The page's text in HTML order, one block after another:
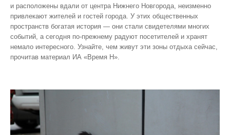
и расположены вдали от центра Нижнего Новгорода, неизменно
привлекают жителей и гостей города. У этих общественных
пространств богатая история — они стали свидетелями многих
событий, а сегодня по‑прежнему радуют посетителей и хранят
немало интересного. Узнайте, чем живут эти зоны отдыха сейчас,
прочитав материал ИА «Время Н».